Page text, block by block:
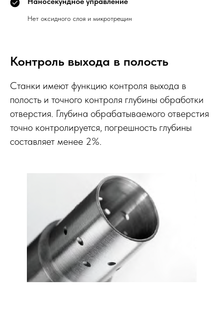
Нет оксидного слоя и микротрещин
Контроль выхода в полость
Станки имеют функцию контроля выхода в
полость и точного контроля глубины обработки
отверстия. Глубина обрабатываемого отверстия
точно контролируется, погрешность глубины
составляет менее 2%.